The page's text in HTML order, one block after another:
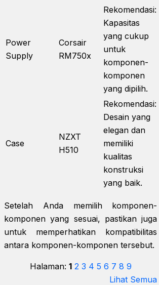
Power
Supply
Corsair
RM750x
Rekomendasi:
Kapasitas
yang cukup
untuk
komponen-
komponen
yang dipilih.
Case
NZXT
H510
Rekomendasi:
Desain yang
elegan dan
memiliki
kualitas
konstruksi
yang baik.
Setelah Anda memilih komponen-
komponen yang sesuai, pastikan juga
untuk memperhatikan kompatibilitas
antara komponen-komponen tersebut.
Halaman: 1 2 3 4 5 6 7 8 9
Lihat Semua